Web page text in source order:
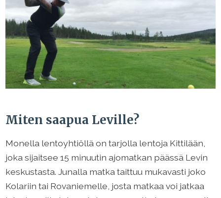
Miten saapua Leville?
Monella lentoyhtiöllä on tarjolla lentoja Kittilään,
joka sijaitsee 15 minuutin ajomatkan päässä Levin
keskustasta. Junalla matka taittuu mukavasti joko
Kolariin tai Rovaniemelle, josta matkaa voi jatkaa